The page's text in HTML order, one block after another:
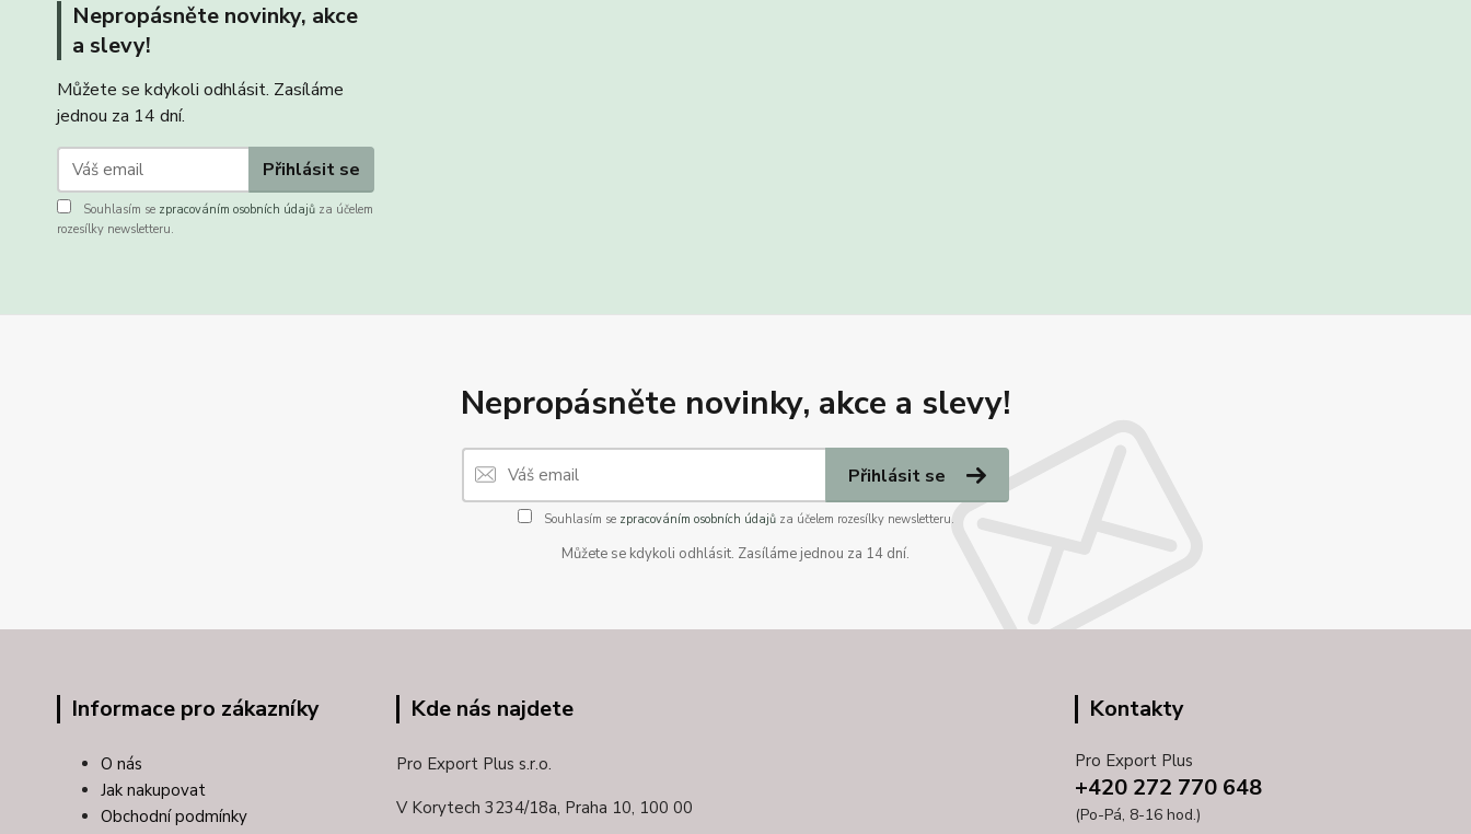
Nepropásněte novinky, akce
a slevy!
Můžete se kdykoli odhlásit. Zasíláme
jednou za 14 dní.
Přihlásit se
Souhlasím se zpracováním osobních údajů za účelem
rozesílky newsletteru.
Nepropásněte novinky, akce a slevy!
Přihlásit se
Souhlasím se zpracováním osobních údajůza účelem rozesílky newsletteru.
Můžete se kdykoli odhlásit. Zasíláme jednou za 14 dní.
Informace pro zákazníky
O nás
Jak nakupovat
Obchodní podmínky
Kde nás najdete
Pro Export Plus s.r.o.
V Korytech 3234/18a, Praha 10, 100 00
Kontakty
Pro Export Plus
+420 272 770 648
(Po-Pá, 8-16 hod.)